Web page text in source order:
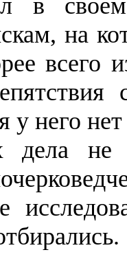
на
всего
у него
дела не